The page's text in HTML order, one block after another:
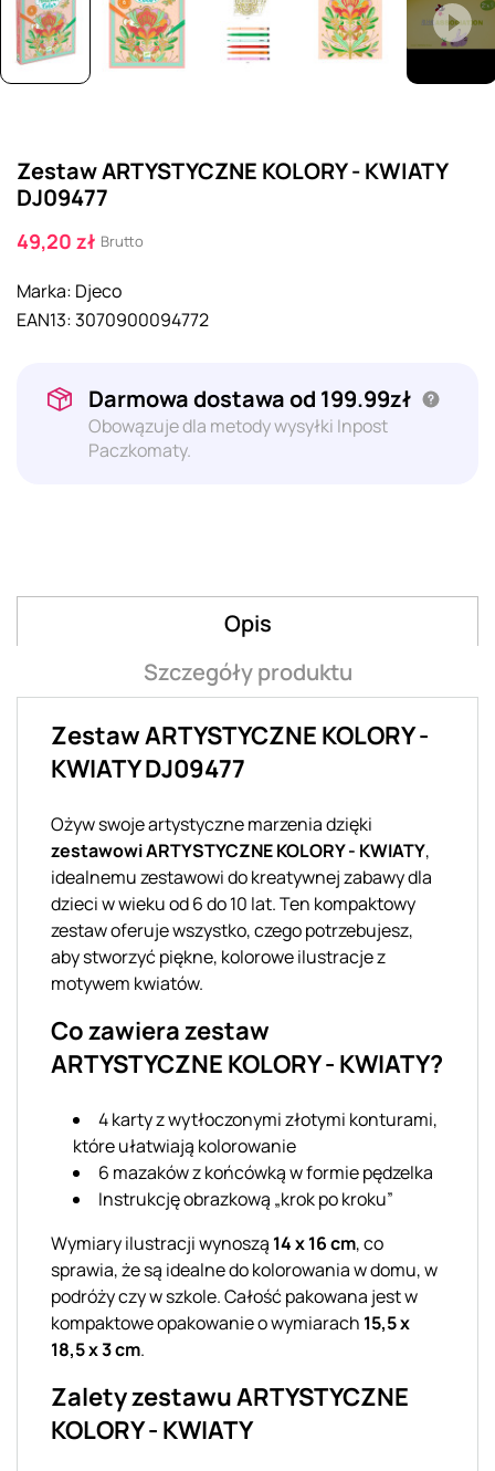
Zestaw ARTYSTYCZNE KOLORY - KWIATY
DJ09477
49,20 zł Brutto
Marka: Djeco
EAN13:3070900094772
Darmowa dostawa od 199.99zł
Obowązuje dla metody wysyłki Inpost
Paczkomaty.
Opis
Szczegóły produktu
Zestaw ARTYSTYCZNE KOLORY -
KWIATY DJ09477
Ożyw swoje artystyczne marzenia dzięki
zestawowi ARTYSTYCZNE KOLORY - KWIATY,
idealnemu zestawowi do kreatywnej zabawy dla
dzieci w wieku od 6 do 10 lat. Ten kompaktowy
zestaw oferuje wszystko, czego potrzebujesz,
aby stworzyć piękne, kolorowe ilustracje z
motywem kwiatów.
Co zawiera zestaw
ARTYSTYCZNE KOLORY - KWIATY?
4 karty z wytłoczonymi złotymi konturami,
które ułatwiają kolorowanie
6 mazaków z końcówką w formie pędzelka
Instrukcję obrazkową „krok po kroku”
Wymiary ilustracji wynoszą 14 x 16 cm, co
sprawia, że są idealne do kolorowania w domu, w
podróży czy w szkole. Całość pakowana jest w
kompaktowe opakowanie o wymiarach 15,5 x
18,5 x 3 cm.
Zalety zestawu ARTYSTYCZNE
KOLORY - KWIATY